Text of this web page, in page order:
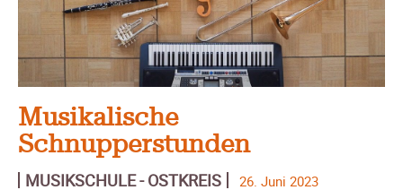
Musikalische
Schnupperstunden
MUSIKSCHULE - OSTKREIS 26. Juni 2023